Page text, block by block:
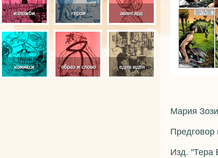
Мария
Предговор
Изд. "Тера